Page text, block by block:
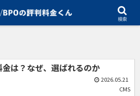
は？なぜ、選ばれるのか
2026.05.21
CMS
検索